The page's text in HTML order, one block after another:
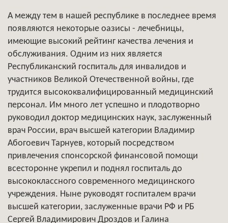
А между тем в нашей республике в последнее время
появляются некоторые оазисы - лечебницы,
имеющие высокий рейтинг качества лечения и
обслуживания. Одним из них является
Республиканский госпиталь для инвалидов и
участников Великой Отечественной войны, где
трудится высококвалифицированный медицинский
персонал. Им много лет успешно и плодотворно
руководил доктор медицинских наук, заслуженный
врач России, врач высшей категории Владимир
Абогоевич Тарнуев, который посредством
привлечения спонсорской финансовой помощи
всесторонне укрепил и поднял госпиталь до
высококлассного современного медицинского
учреждения. Ныне руководят госпиталем врачи
высшей категории, заслуженные врачи РФ и РБ
Сергей Владимирович Дроздов и Галина